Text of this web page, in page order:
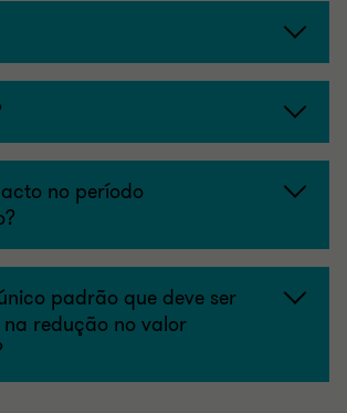
no período
padrão que deve ser
redução no valor